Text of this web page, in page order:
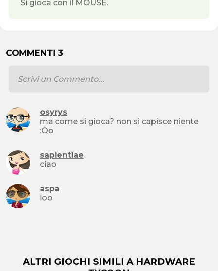
Si gioca con il MOUSE.
COMMENTI 3
osyrys
ma come si gioca? non si capisce niente
:Oo
sapientiae
ciao
aspa
ioo
ALTRI GIOCHI SIMILI A HARDWARE